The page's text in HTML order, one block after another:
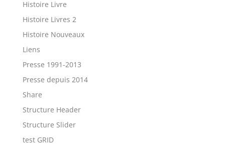
Histoire Livre
Histoire Livres 2
Histoire Nouveaux
Liens
Presse 1991-2013
Presse depuis 2014
Share
Structure Header
Structure Slider
test GRID